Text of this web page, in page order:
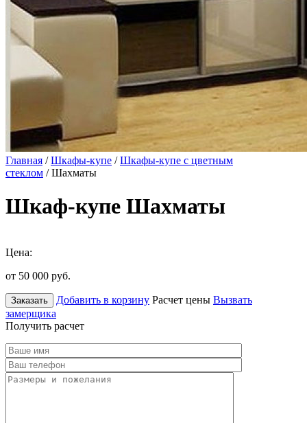
Главная /Шкафы-купе /Шкафы-купе с цветным
стеклом / Шахматы
Шкаф-купе Шахматы
Цена:
от 50 000 руб.
Заказать Добавить в корзину Расчет цены Вызвать
замерщика
Получить расчет